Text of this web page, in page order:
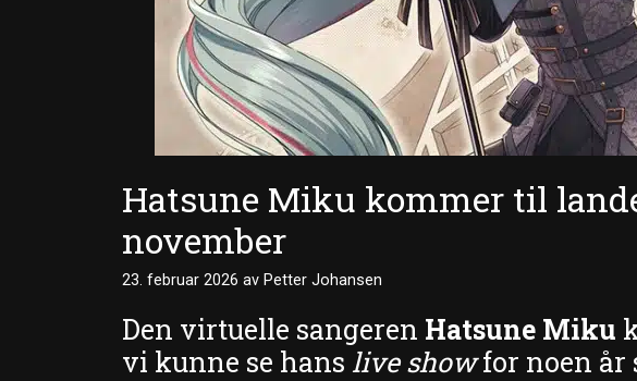
Hatsune Miku kommer til
november
23. februar 2026 av Petter Johansen
Den virtuelle sangeren Hatsune Miku
vi kunne se hans live showfor noen år